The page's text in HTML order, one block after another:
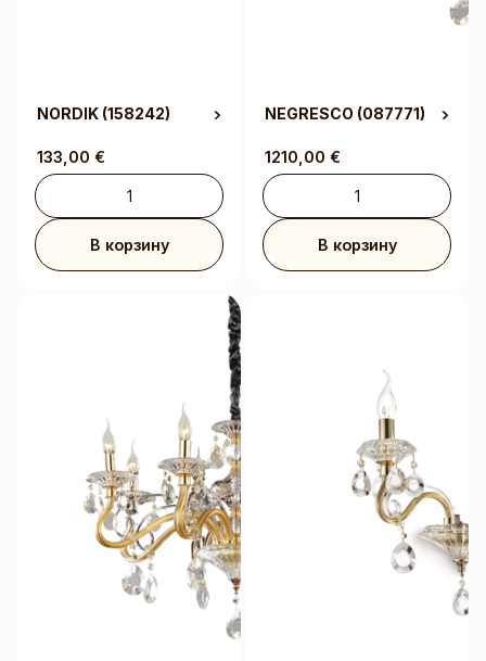
NORDIK (158242)
133,00 €
В корзину
NEGRESCO (087771)
1210,00 €
В корзину